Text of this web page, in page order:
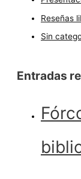
Reseñas
Sin
Entradas